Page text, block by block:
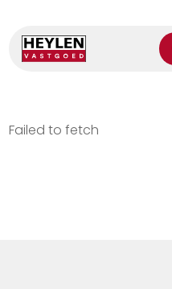
Failed to fetch